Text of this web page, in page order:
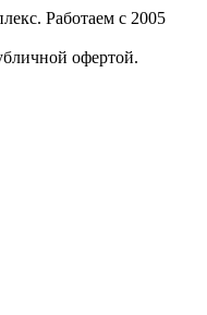
Работаем с 2005
офертой.